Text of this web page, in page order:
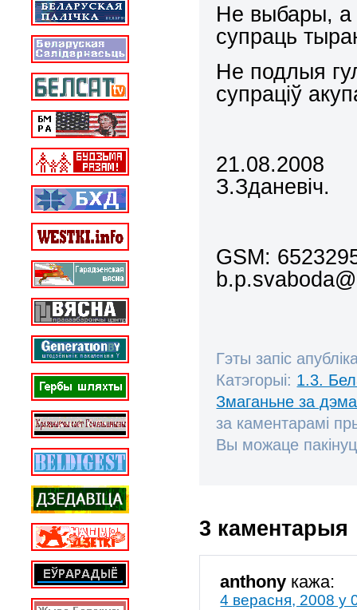
Не выбары, а
супраць
Не подлыя
супраціў
21.08.2008
З.Зданевіч.
GSM:
Гэты запіс
Катэгорыі: 1.3.
Змаганьне за
за каментарамі
Вы можаце
3 каментарыя
anthony кажа:
4 верасня, 2008 у